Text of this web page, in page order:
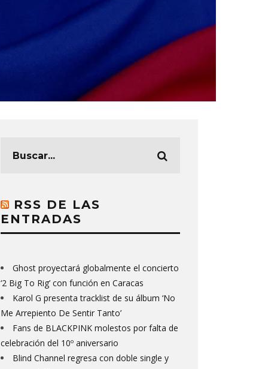
RSS DE LAS
ENTRADAS
Ghost proyectará globalmente el concierto
‘2 Big To Rig’ con función en Caracas
Karol G presenta tracklist de su álbum ‘No
Me Arrepiento De Sentir Tanto’
Fans de BLACKPINK molestos por falta de
celebración del 10º aniversario
Blind Channel regresa con doble single y